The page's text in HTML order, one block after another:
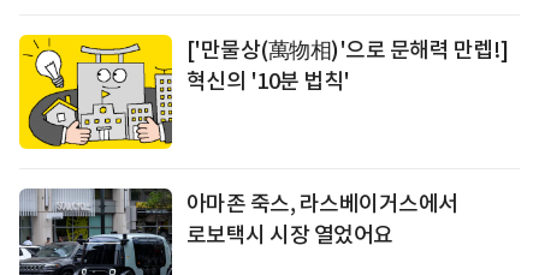
['만물상(萬物相)'으로 문해력 만렙!]
혁신의 '10분 법칙'
아마존 죽스, 라스베이거스에서
로보택시 시장 열었어요